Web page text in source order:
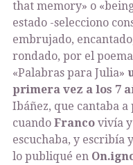
that memory» o
estado -selecciono
embrujado,
rondado, por el
«Palabras para Julia»
primera vez a los 7
Ibáñez, que cantaba a
cuando Franco vivía y
escuchaba, y escribía
lo publiqué en